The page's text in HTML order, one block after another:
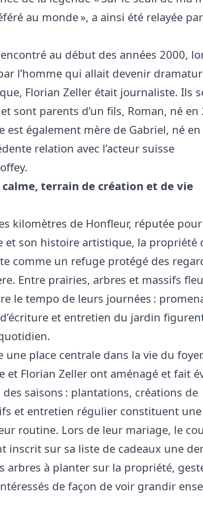
au monde », a ainsi été relayée
au début des années 2000,
l’homme qui allait devenir
Florian Zeller était journaliste. Ils
sont parents d’un fils, Roman, né en
est également mère de Gabriel, né en
relation avec l’acteur suisse
calme, terrain de création et de vie
kilomètres de Honfleur, réputée
et son histoire artistique, la propriété
comme un refuge protégé des
Entre prairies, arbres et massifs
le tempo de leurs journées :
et entretien du jardin
une place centrale dans la vie du
et Florian Zeller ont aménagé et fait
des saisons : plantations, créations de
et entretien régulier constituent
routine. Lors de leur mariage, le
inscrit sur sa liste de cadeaux une
arbres à planter sur la propriété,
de façon de voir grandir